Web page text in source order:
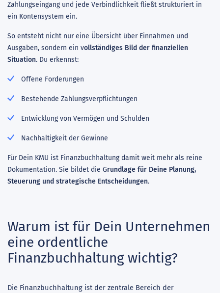
Zahlungseingang und jede Verbindlichkeit fließt strukturiert in
ein Kontensystem ein.
So entsteht nicht nur eine Übersicht über Einnahmen und
Ausgaben, sondern ein vollständiges Bild der finanziellen
Situation. Du erkennst:
Offene Forderungen
Bestehende Zahlungsverpflichtungen
Entwicklung von Vermögen und Schulden
Nachhaltigkeit der Gewinne
Für Dein KMU ist Finanzbuchhaltung damit weit mehr als reine
Dokumentation. Sie bildet die Grundlage für Deine Planung,
Steuerung und strategische Entscheidungen.
Warum ist für Dein Unternehmen
eine ordentliche
Finanzbuchhaltung wichtig?
Die Finanzbuchhaltung ist der zentrale Bereich der